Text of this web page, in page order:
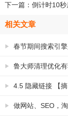
下一篇： 倒计时10
相关文章
春节期间搜索引
度SEO知识小普及
鲁大师清理优化
间又有垃圾
4.5 隐藏链接 【
册】
做网站、SEO，